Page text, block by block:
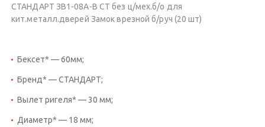
СТАНДАРТ ЗВ1-08A-B СТ без ц/мех.б/о для
кит.металл.дверей Замок врезной б/руч (20 шт)
Бексет* — 60мм;
Бренд* — СТАНДАРТ;
Вылет ригеля* — 30 мм;
Диаметр* — 18 мм;